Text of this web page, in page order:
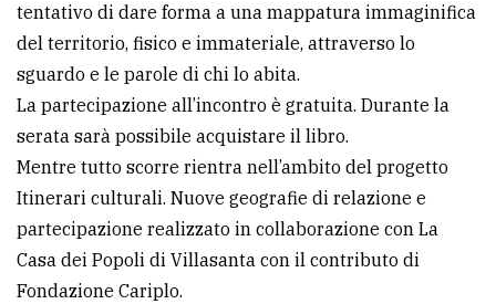
tentativo di dare forma a una mappatura immaginifica
del territorio, fisico e immateriale, attraverso lo
sguardo e le parole di chi lo abita.
La partecipazione all’incontro è gratuita. Durante la
serata sarà possibile acquistare il libro.
Mentre tutto scorre rientra nell’ambito del progetto
Itinerari culturali. Nuove geografie di relazione e
partecipazione realizzato in collaborazione con La
Casa dei Popoli di Villasanta con il contributo di
Fondazione Cariplo.